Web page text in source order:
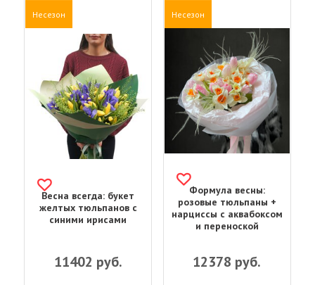
Несезон
Весна всегда: букет
желтых тюльпанов с
синими ирисами
11402 руб.
Несезон
Формула весны:
розовые тюльпаны +
нарциссы с аквабоксом
и переноской
12378 руб.